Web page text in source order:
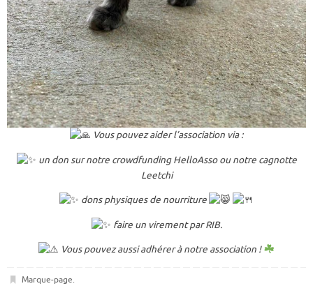
Vous pouvez aider l’association via :
un don sur notre crowdfunding HelloAsso ou notre cagnotte
Leetchi
dons physiques de nourriture
faire un virement par RIB.
Vous pouvez aussi adhérer à notre association !
Marque-page.